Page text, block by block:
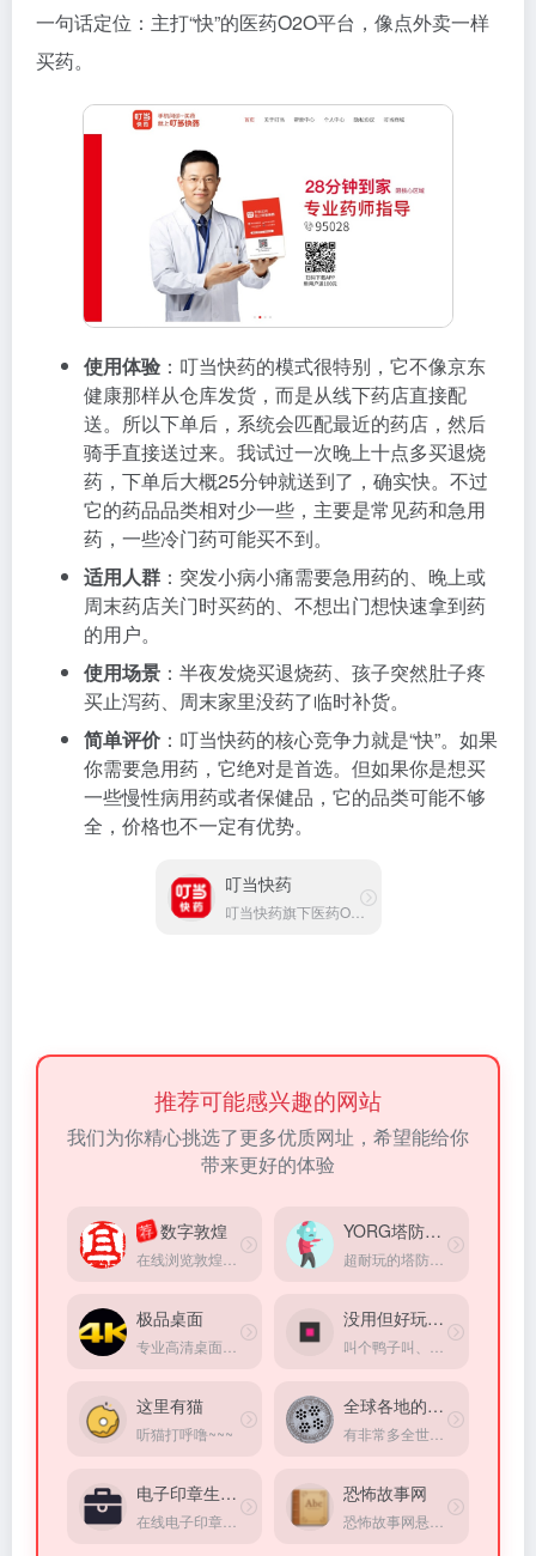
一句话定位：主打“快”的医药O2O平台，像点外卖一样
买药。
使用体验 ：叮当快药的模式很特别，它不像京东
健康那样从仓库发货，而是从线下药店直接配
送。所以下单后，系统会匹配最近的药店，然后
骑手直接送过来。我试过一次晚上十点多买退烧
药，下单后大概25分钟就送到了，确实快。不过
它的药品品类相对少一些，主要是常见药和急用
药，一些冷门药可能买不到。
适用人群 ：突发小病小痛需要急用药的、晚上或
周末药店关门时买药的、不想出门想快速拿到药
的用户。
使用场景 ：半夜发烧买退烧药、孩子突然肚子疼
买止泻药、周末家里没药了临时补货。
简单评价：叮当快药的核心竞争力就是“快”。如果
你需要急用药，它绝对是首选。但如果你是想买
一些慢性病用药或者保健品，它的品类可能不够
全，价格也不一定有优势。
叮当快药
叮当快药旗下医药O2O平台
推荐可能感兴趣的网站
我们为你精心挑选了更多优质网址，希望能给你
带来更好的体验
荐 数字敦煌 YORG塔防小游戏
极品桌面 没用但好玩的小游戏
这里有猫
听猫打呼噜~~~
全球各地的井盖
电子印章生成器 恐怖故事网